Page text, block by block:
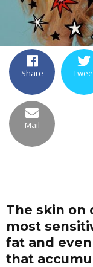
Share
Mail
The skin on
most
fat and
that